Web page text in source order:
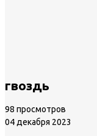
гвоздь
98 просмотров
04 декабря 2023